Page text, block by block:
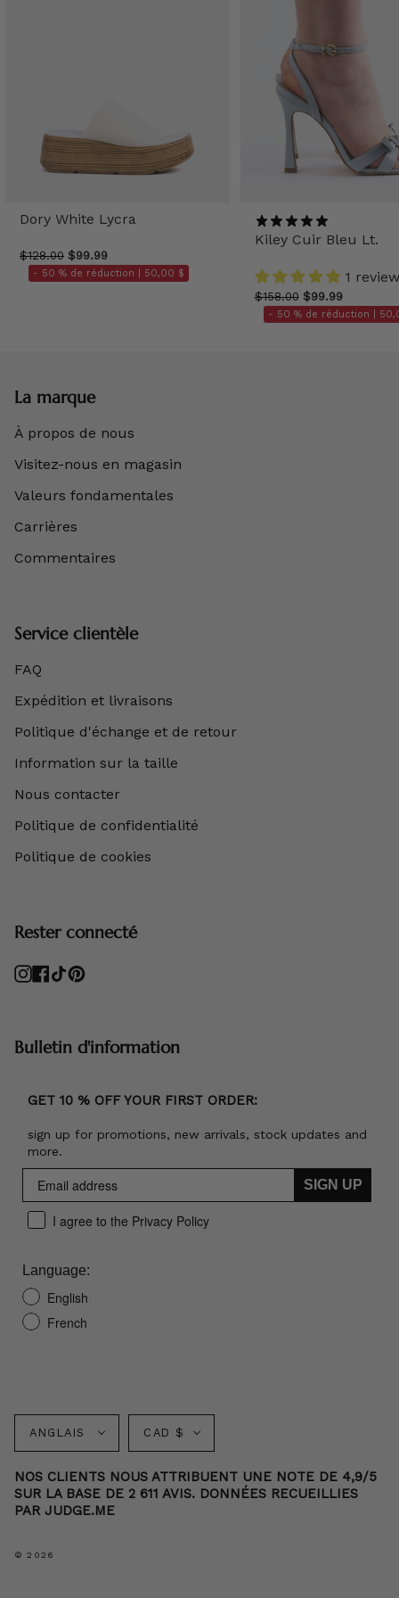
Dory White Lycra
$128.00 $99.99
- 50 % de réduction | 50,00 $
Kiley Cuir Bleu Lt.
1 review
$158.00 $99.99
- 50 % de réduction |
La marque
À propos de nous
Visitez-nous en magasin
Valeurs fondamentales
Carrières
Commentaires
Service clientèle
FAQ
Expédition et livraisons
Politique d'échange et de retour
Information sur la taille
Nous contacter
Politique de confidentialité
Politique de cookies
Rester connecté
Instagram
Facebook
TikTokPinterest
Bulletin d'information
GET 10 % OFF YOUR FIRST ORDER:
sign up for promotions, new arrivals, stock updates and
more.
SIGN UP
I agree to the Privacy Policy
Language:
English
French
Langue
ANGLAIS Monnaie
CAD $
NOS CLIENTS NOUS ATTRIBUENT UNE NOTE DE 4,9/5
SUR LA BASE DE 2 611 AVIS. DONNÉES RECUEILLIES
PAR JUDGE.ME
© 2026